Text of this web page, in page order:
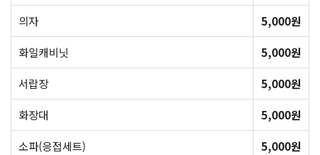
의자
5,000원
화일캐비닛
5,000원
서랍장
5,000원
화장대
5,000원
소파(응접세트)
5,000원